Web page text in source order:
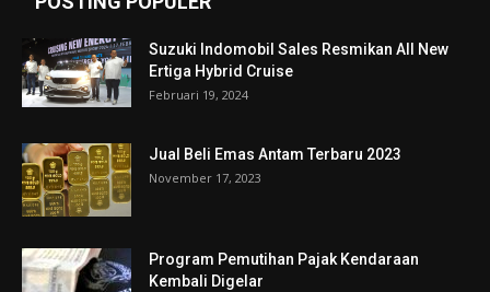
Suzuki Indomobil Sales Resmikan All New
Ertiga Hybrid Cruise
Februari 19, 2024
Jual Beli Emas Antam Terbaru 2023
November 17, 2023
Program Pemutihan Pajak Kendaraan
Kembali Digelar